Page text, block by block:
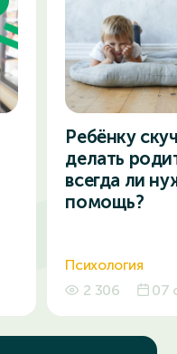
Ребёнку
делать
всегда ли
помощь?
Психология
2 306
07